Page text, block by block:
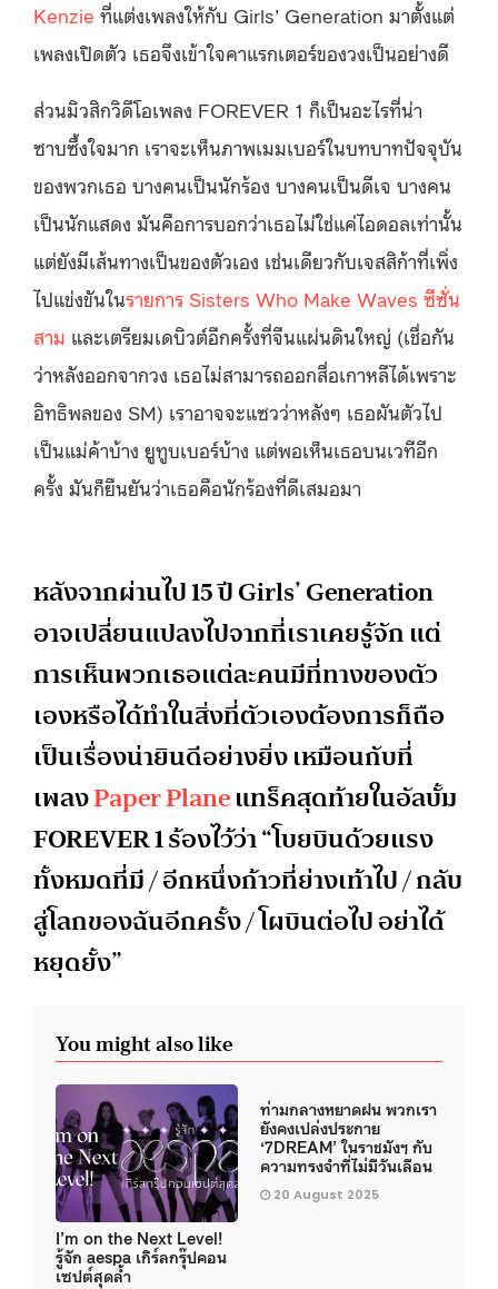
Kenzie ที่แต่งเพลงให้กับ Girls’ Generation มาตั้งแต่
เพลงเปิดตัว เธอจึงเข้าใจคาแรกเตอร์ของวงเป็นอย่างดี
ส่วนมิวสิกวิดีโอเพลง FOREVER 1 ก็เป็นอะไรที่น่า
ซาบซึ้งใจมาก เราจะเห็นภาพเมมเบอร์ในบทบาทปัจจุบัน
ของพวกเธอ บางคนเป็นนักร้อง บางคนเป็นดีเจ บางคน
เป็นนักแสดง มันคือการบอกว่าเธอไม่ใช่แค่ไอดอลเท่านั้น
แต่ยังมีเส้นทางเป็นของตัวเอง เช่นเดียวกับเจสสิก้าที่เพิ่ง
ไปแข่งขันในรายการ Sisters Who Make Waves ซีซั่น
สาม และเตรียมเดบิวต์อีกครั้งที่จีนแผ่นดินใหญ่ (เชื่อกัน
ว่าหลังออกจากวง เธอไม่สามารถออกสื่อเกาหลีได้เพราะ
อิทธิพลของ SM) เราอาจจะแซวว่าหลังๆ เธอผันตัวไป
เป็นแม่ค้าบ้าง ยูทูบเบอร์บ้าง แต่พอเห็นเธอบนเวทีอีก
ครั้ง มันก็ยืนยันว่าเธอคือนักร้องที่ดีเสมอมา
หลังจากผ่านไป 15 ปี Girls’ Generation
อาจเปลี่ยนแปลงไปจากที่เราเคยรู้จัก แต่
การเห็นพวกเธอแต่ละคนมีที่ทางของตัว
เองหรือได้ทำในสิ่งที่ตัวเองต้องการก็ถือ
เป็นเรื่องน่ายินดีอย่างยิ่ง เหมือนกับที่
เพลงPaper Planeแทร็คสุดท้ายในอัลบั้ม
FOREVER 1 ร้องไว้ว่า “โบยบินด้วยแรง
ทั้งหมดที่มี / อีกหนึ่งก้าวที่ย่างเท้าไป / กลับ
สู่โลกของฉันอีกครั้ง / โผบินต่อไป อย่าได้
หยุดยั้ง”
You might also like
I’m on the Next Level!
รู้จัก aespa เกิร์ลกรุ๊ปคอน
เซปต์สุดล้ำ
ท่ามกลางหยาดฝน พวกเรา
ยังคงเปล่งประกาย
‘7DREAM’ ในราชมังฯ กับ
ความทรงจำที่ไม่มีวันเลือน
20 August 2025